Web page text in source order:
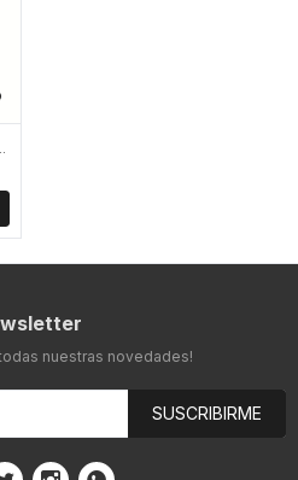
- Celeste
nuestras novedades!
SUSCRIBIRME